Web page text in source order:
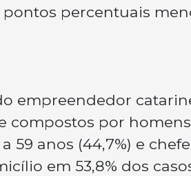
pontos percentuais
empreendedor
compostos por homens
59 anos (44,7%) e
em 53,8% dos